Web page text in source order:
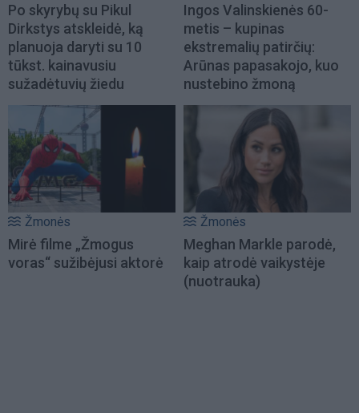
Po skyrybų su Pikul
Dirkstys atskleidė, ką
planuoja daryti su 10
tūkst. kainavusiu
sužadėtuvių žiedu
Ingos Valinskienės 60-
metis – kupinas
ekstremalių patirčių:
Arūnas papasakojo, kuo
nustebino žmoną
Žmonės
Mirė filme „Žmogus
voras“ sužibėjusi aktorė
Žmonės
Meghan Markle parodė,
kaip atrodė vaikystėje
(nuotrauka)